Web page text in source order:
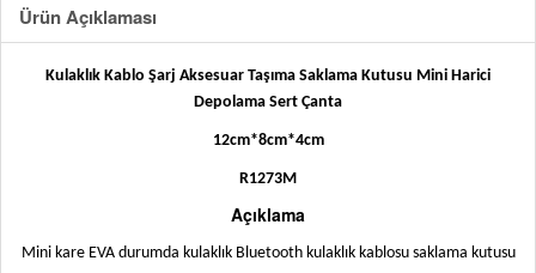
Ürün Açıklaması
Kulaklık Kablo Şarj Aksesuar Taşıma Saklama Kutusu Mini Harici
Depolama Sert Çanta
12cm*8cm*4cm
R1273M
Açıklama
Mini kare EVA durumda kulaklık Bluetooth kulaklık kablosu saklama kutusu